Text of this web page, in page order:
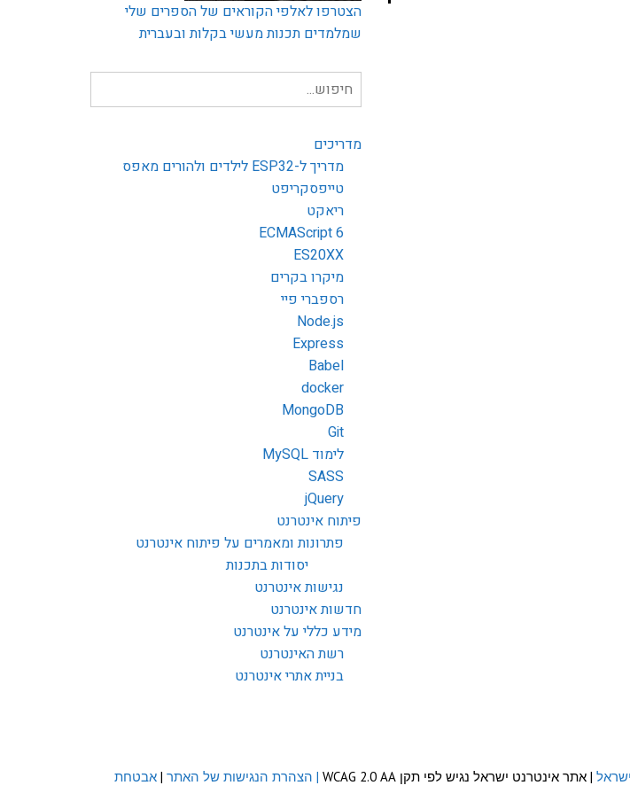
הצטרפו לאלפי הקוראים של הספרים שלי
שמלמדים תכנות מעשי בקלות ובעברית
חיפוש
עבור:
מדריכים
מדריך ל-ESP32 לילדים ולהורים מאפס
טייפסקריפט
ריאקט
ECMAScript 6
ES20XX
מיקרו בקרים
רספברי פיי
Node.js
Express
Babel
docker
MongoDB
Git
לימוד MySQL
SASS
jQuery
פיתוח אינטרנט
פתרונות ומאמרים על פיתוח אינטרנט
יסודות בתכנות
נגישות אינטרנט
חדשות אינטרנט
מידע כללי על אינטרנט
רשת האינטרנט
בניית אתרי אינטרנט
| אתר אינטרנט ישראל נגיש לפי תקן WCAG 2.0 AA | הצהרת הנגישות של האתר | אבטחת